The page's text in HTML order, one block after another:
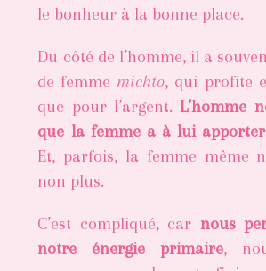
le bonheur à la bonne place.
Du côté de l’homme, il a
de femme michto, qui profite
que pour l’argent.L’homme
que la femme a à lui
Et, parfois, la femme même
non plus.
C’est compliqué, car nous
notre énergie primaire,